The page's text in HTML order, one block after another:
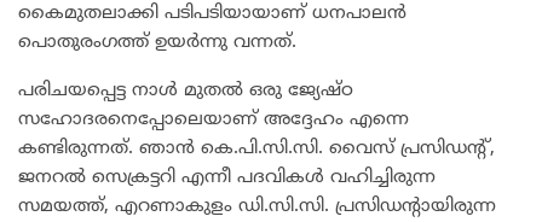
കൈമുതലാക്കി പടിപടിയായാണ് ധനപാലൻ
പൊതുരംഗത്ത് ഉയർന്നു വന്നത്.
പരിചയപ്പെട്ട നാൾ മുതൽ ഒരു ജ്യേഷ്ഠ
സഹോദരനെപ്പോലെയാണ് അദ്ദേഹം എന്നെ
കണ്ടിരുന്നത്. ഞാൻ കെ.പി.സി.സി. വൈസ് പ്രസിഡന്റ്,
ജനറൽ സെക്രട്ടറി എന്നീ പദവികൾ വഹിച്ചിരുന്ന
സമയത്ത്, എറണാകുളം ഡി.സി.സി. പ്രസിഡന്റായിരുന്ന